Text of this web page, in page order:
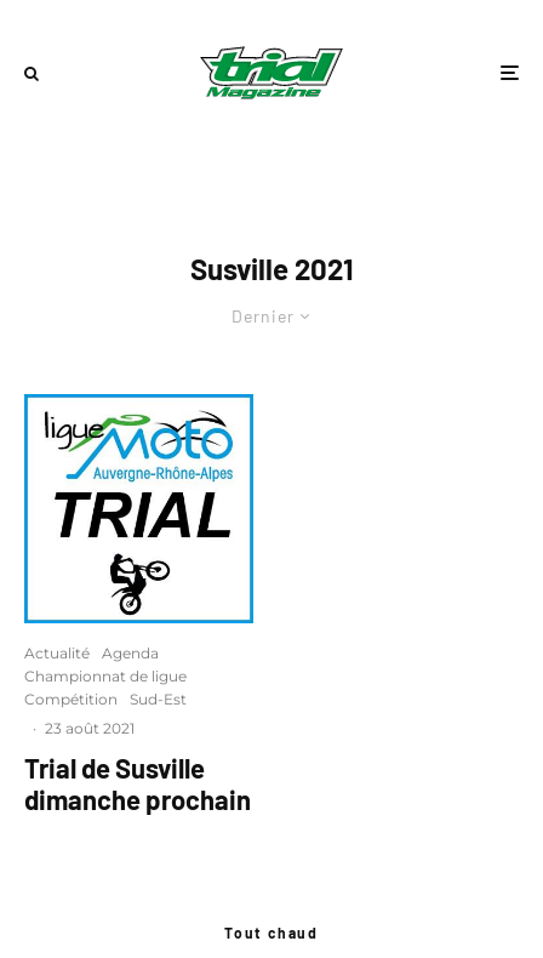
Susville 2021
Dernier
Actualité
Agenda
Championnat de ligue
Compétition
Sud-Est
· 23 août 2021
Trial de Susville
dimanche prochain
Tout chaud